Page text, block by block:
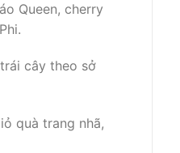
Queen, cherry
cây theo sở
quà trang nhã,